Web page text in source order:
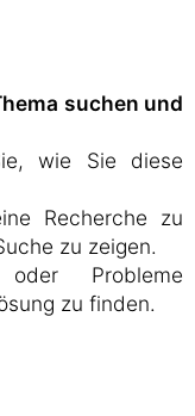
suchen und
wie Sie diese
Recherche zu
zu zeigen.
Probleme
zu finden.